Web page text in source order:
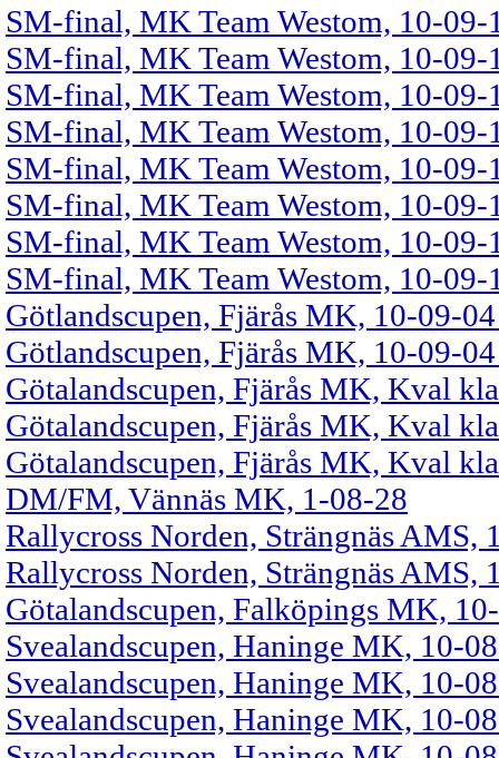
SM-final, MK Team Westom, 10-09-
SM-final, MK Team Westom, 10-09-
SM-final, MK Team Westom, 10-09-
SM-final, MK Team Westom, 10-
SM-final, MK Team Westom, 10-09-
SM-final, MK Team Westom, 10-09-
SM-final, MK Team Westom, 10-09-
SM-final, MK Team Westom, 10-
Götlandscupen, Fjärås MK, 10-09-
Götlandscupen, Fjärås MK, 10-09-
Götalandscupen, Fjärås MK, Kval
Götalandscupen, Fjärås MK, Kval
Götalandscupen, Fjärås MK, Kval
DM/FM, Vännäs MK, 1-08-28
Rallycross Norden, Strängnäs AMS,
Rallycross Norden, Strängnäs AMS,
Götalandscupen, Falköpings MK,
Svealandscupen, Haninge MK, 10-
Svealandscupen, Haninge MK, 10-
Svealandscupen, Haninge MK, 10-